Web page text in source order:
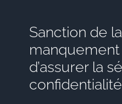
Sanction de
manquement
d’assurer la